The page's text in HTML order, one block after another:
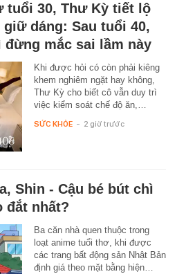
tuổi 30, Thư Kỳ tiết lộ
dáng: Sau tuổi 40,
đừng mắc sai lầm này
Khi được hỏi có còn phải kiêng
khem nghiêm ngặt hay không,
Thư Kỳ cho biết cô vẫn duy trì
việc kiểm soát chế độ ăn,…
SỨC KHỎE - 2 giờ trước
Shin - Cậu bé bút chì
đắt nhất?
Ba căn nhà quen thuộc trong
loạt anime tuổi thơ, khi được
các trang bất động sản Nhật Bản
định giá theo mặt bằng hiện…